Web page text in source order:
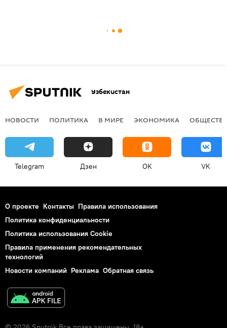
Узбекистан
НОВОСТИ ПОЛИТИКА В МИРЕ ЭКОНОМИКА
Telegram Дзен OK VK
О проекте Контакты Правила использования
Политика конфиденциальности
Политика использования Cookie
Правила применения рекомендательных
технологий
Новости компаний Реклама Обратная связь